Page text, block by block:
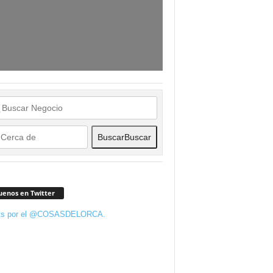
BuscarBuscar
en Twitter
por el @COSASDELORCA.